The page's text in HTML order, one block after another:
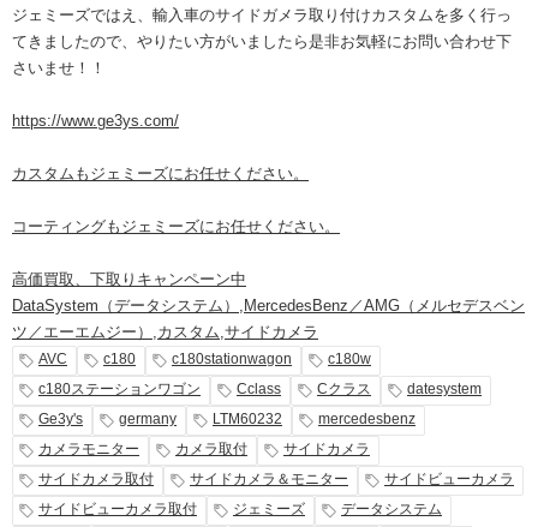
ジェミーズではえ、輸入車のサイドガメラ取り付けカスタムを多く行っ
てきましたので、やりたい方がいましたら是非お気軽にお問い合わせ下
さいませ！！
https://www.ge3ys.com/
カスタムもジェミーズにお任せください。
コーティングもジェミーズにお任せください。
高価買取、下取りキャンペーン中
DataSystem（データシステム） , MercedesBenz／AMG（メルセデスベン
ツ／エーエムジー） ,カスタム,サイドカメラ
AVC c180 c180stationwagon
c180w
c180ステーションワゴン
Cclass Cクラス
datesystem
Ge3y's
germany LTM60232
mercedesbenz
カメラモニター
カメラ取付
サイドカメラ
サイドカメラ取付
サイドカメラ＆モニター
サイドビューカメラ
サイドビューカメラ取付
ジェミーズ
データシステム